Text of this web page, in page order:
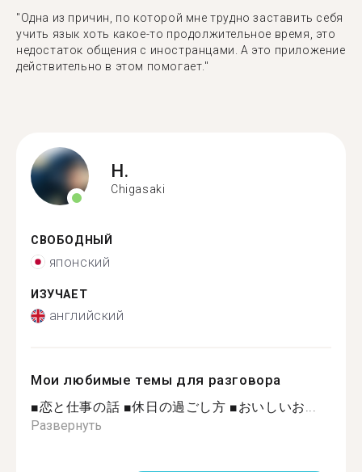
"Одна из причин, по которой мне трудно заставить себя
учить язык хоть какое-то продолжительное время, это
недостаток общения с иностранцами. А это приложение
действительно в этом помогает."
H.
Chigasaki
СВОБОДНЫЙ
японский
ИЗУЧАЕТ
английский
Мои любимые темы для разговора
■恋と仕事の話 ■休日の過ごし方 ■おいしいお...
Развернуть